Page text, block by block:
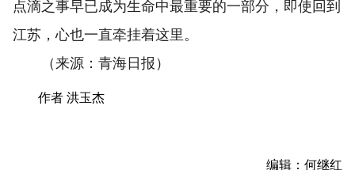
点滴之事早已成为生命中最重要的一部分，即使回到
江苏，心也一直牵挂着这里。
（来源：青海日报）
作者 洪玉杰
编辑：何继红